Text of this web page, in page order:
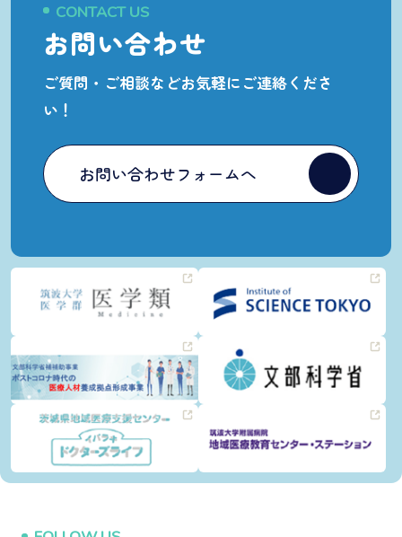
CONTACT US
お問い合わせ
ご質問・ご相談などお気軽にご連絡くださ
い！
お問い合わせフォームへ